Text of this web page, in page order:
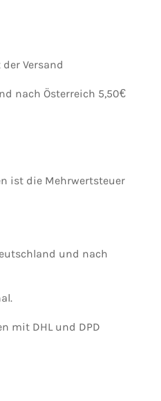
Versand
nach Österreich 5,50€
ist die Mehrwertsteuer
und nach
mit DHL und DPD